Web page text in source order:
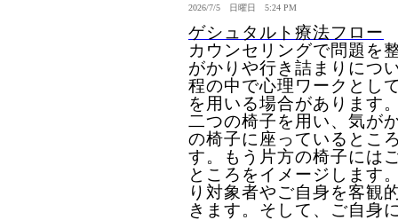
2026/7/5 日曜日 5:24 PM
ゲシュタルト療法フロー
カウンセリングで問題を
がかりや行き詰まりにつ
程の中で心理ワークとし
を用いる場合があります
二つの椅子を用い、気が
の椅子に座っているとこ
す。もう片方の椅子には
ところをイメージします
り対象者やご自身を客観
きます。そして、ご自身